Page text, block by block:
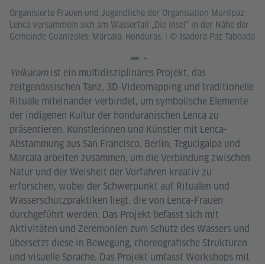
Organisierte Frauen und Jugendliche der Organisation Murilpaz
Lenca versammeln sich am Wasserfall „Die Insel“ in der Nähe der
Gemeinde Guanizales, Marcala, Honduras. | © Isadora Paz Taboada
Yelkaramist ein multidisziplinäres Projekt, das
zeitgenössischen Tanz, 3D-Videomapping und traditionelle
Rituale miteinander verbindet, um symbolische Elemente
der indigenen Kultur der honduranischen Lenca zu
präsentieren. Künstlerinnen und Künstler mit Lenca-
Abstammung aus San Francisco, Berlin, Tegucigalpa und
Marcala arbeiten zusammen, um die Verbindung zwischen
Natur und der Weisheit der Vorfahren kreativ zu
erforschen, wobei der Schwerpunkt auf Ritualen und
Wasserschutzpraktiken liegt, die von Lenca-Frauen
durchgeführt werden. Das Projekt befasst sich mit
Aktivitäten und Zeremonien zum Schutz des Wassers und
übersetzt diese in Bewegung, choreografische Strukturen
und visuelle Sprache. Das Projekt umfasst Workshops mit